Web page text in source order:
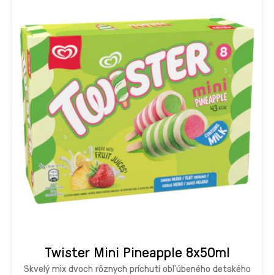
Twister Mini Pineapple 8x50ml
Skvelý mix dvoch rôznych príchutí obľúbeného detského